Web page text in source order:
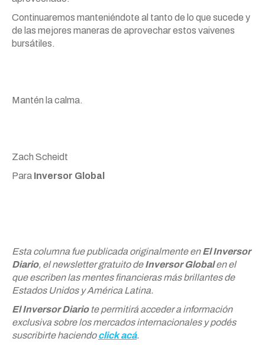
Continuaremos manteniéndote al tanto de lo que sucede y
de las mejores maneras de aprovechar estos vaivenes
bursátiles.
Mantén la calma.
Zach Scheidt
Para Inversor Global
Esta columna fue publicada originalmente enEl Inversor
Diario, el newsletter gratuito deInversor Globalen el
que escriben las mentes financieras más brillantes de
Estados Unidos y América Latina.
El Inversor Diariote permitirá acceder a información
exclusiva sobre los mercados internacionales y podés
suscribirte haciendoclick acá.